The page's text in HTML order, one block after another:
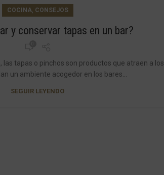
COCINA, CONSEJOS
y conservar tapas en un bar?
las tapas o pinchos son productos que atraen a los
un ambiente acogedor en los bares...
SEGUIR LEYENDO